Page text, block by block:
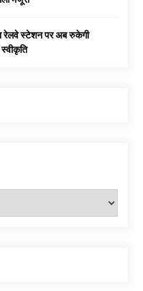
स्टेशन पर अब रुकेगी